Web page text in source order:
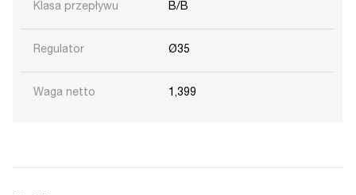
Klasa przepływu B/B
Regulator Ø35
Waga netto 1,399